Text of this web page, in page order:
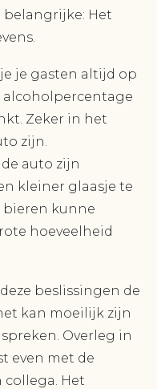
belangrijke: Het
je gasten altijd op
Zeker in het
zijn.
auto zijn
kleiner glaasje te
bieren kunne
hoeveelheid
beslissingen de
kan moeilijk zijn
Overleg in
even met de
collega. Het